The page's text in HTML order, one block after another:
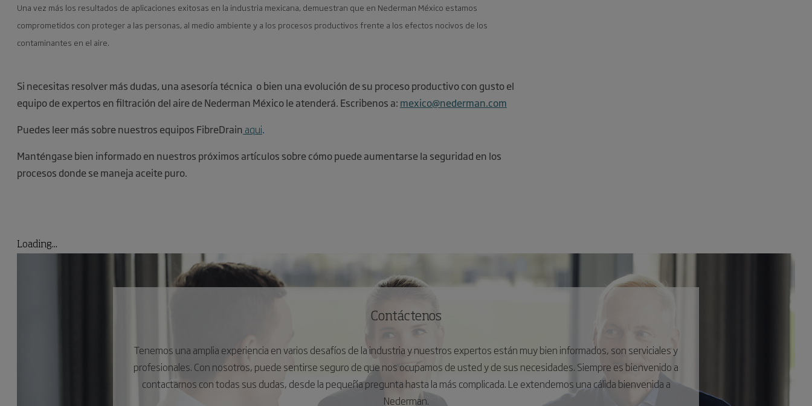
Una vez más los resultados de aplicaciones exitosas en la industria mexicana, demuestran que en Nederman México estamos
comprometidos con proteger a las personas, al medio ambiente y a los procesos productivos frente a los efectos nocivos de los
contaminantes en el aire.
Si necesitas resolver más dudas, una asesoría técnica o bien una evolución de su proceso productivo con gusto el
equipo de expertos en filtración del aire de Nederman México le atenderá. Escribenos a: mexico@nederman.com
Puedes leer más sobre nuestros equipos FibreDrain aqui.
Manténgase bien informado en nuestros próximos artículos sobre cómo puede aumentarse la seguridad en los
procesos donde se maneja aceite puro.
Loading...
Contáctenos
Tenemos una amplia experiencia en varios desafíos de la industria y nuestros expertos están muy bien informados, son serviciales y
profesionales. Con nosotros, puede sentirse seguro de que nos ocupamos de usted y de sus necesidades. Siempre es bienvenido a
contactarnos con todas sus dudas, desde la pequeña pregunta hasta la más complicada. Le extendemos una cálida bienvenida a
Nederman.